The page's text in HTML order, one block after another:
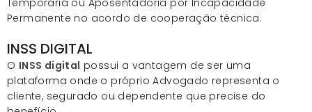
Temporária ou Aposentadoria por Incapacidade
Permanente no acordo de cooperação técnica.
INSS DIGITAL
O INSS digital possui a vantagem de ser uma
plataforma onde o próprio Advogado representa o
cliente, segurado ou dependente que precise do